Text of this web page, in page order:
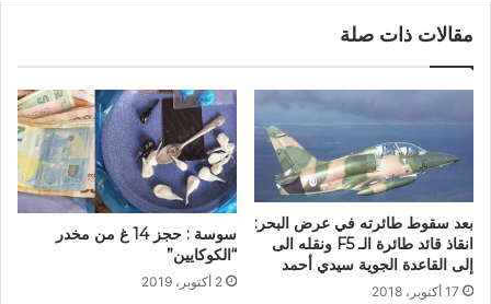
مقالات ذات صلة
بعد سقوط طائرته في عرض البحر:
انقاذ قائد طائرة الـ F5 ونقله الى
إلى القاعدة الجوية سيدي أحمد
17 أكتوبر، 2018
سوسة : حجز 14 غ من مخدر
“الكوكايين”
2 أكتوبر، 2019